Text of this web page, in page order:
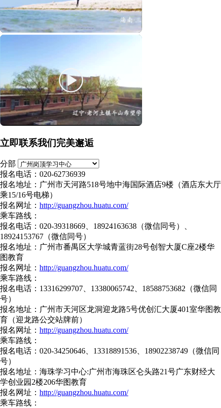
立即联系我们完美邂逅
分部
报名电话：020-62736939
报名地址：广州市天河路518号地中海国际酒店9楼（酒店东大厅
乘15/16号电梯）
报名网址： http://guangzhou.huatu.com/
乘车路线：
报名电话：020-39318669、18924163638（微信同号）、
18924153767（微信同号）
报名地址：广州市番禺区大学城青蓝街28号创智大厦C座2楼华
图教育
报名网址： http://guangzhou.huatu.com/
乘车路线：
报名电话：13316299707、13380065742、18588753682（微信同
号）
报名地址：广州市天河区龙洞迎龙路5号优创汇大厦401室华图教
育（迎龙路公交站牌前）
报名网址： http://guangzhou.huatu.com/
乘车路线：
报名电话：020-34250646、13318891536、18902238749（微信同
号）
报名地址：海珠学习中心:广州市海珠区仑头路21号广东财经大
学创业园2楼206华图教育
报名网址： http://guangzhou.huatu.com/
乘车路线：